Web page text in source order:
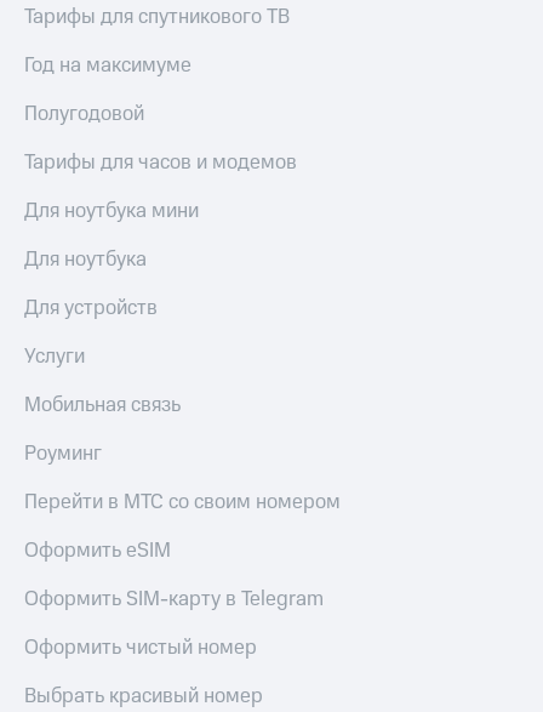
Тарифы для спутникового ТВ
Год на максимуме
Полугодовой
Тарифы для часов и модемов
Для ноутбука мини
Для ноутбука
Для устройств
Услуги
Мобильная связь
Роуминг
Перейти в МТС со своим номером
Оформить eSIM
Оформить SIM-карту в Telegram
Оформить чистый номер
Выбрать красивый номер